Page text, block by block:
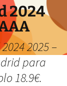
2024
2025 –
para
18.9€.